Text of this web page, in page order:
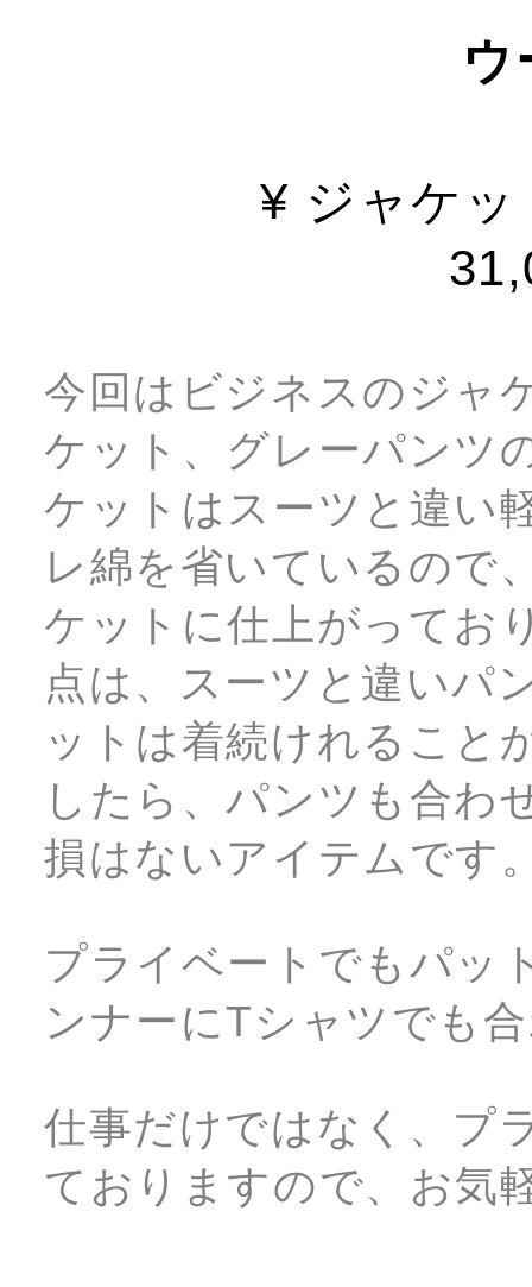
ウ
¥ ジャケ
今回はビジネスのジャ
ケット、グレーパンツ
ケットはスーツと違い
レ綿を省いているので
ケットに仕上がってお
点は、スーツと違いパ
ットは着続けれること
したら、パンツも合わ
損はないアイテムです
プライベートでもパッ
ンナーにTシャツでも
仕事だけではなく、プ
ておりますので、お気